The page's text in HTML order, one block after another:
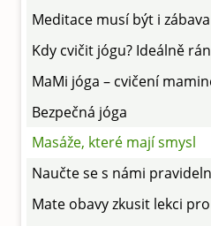
Meditace musí být i zábava
Kdy cvičit jógu? Ideálně
MaMi jóga – cvičení
Bezpečná jóga
Masáže, které mají smysl
Naučte se s námi
Mate obavy zkusit lekci